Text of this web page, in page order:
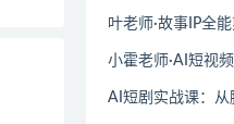
叶老师·故事IP全
小霍老师·AI短视
AI短剧实战课：